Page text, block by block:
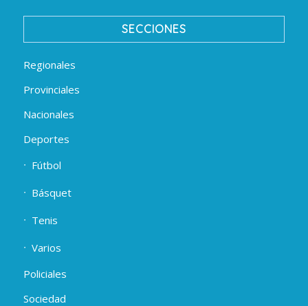
SECCIONES
Regionales
Provinciales
Nacionales
Deportes
Fútbol
Básquet
Tenis
Varios
Policiales
Sociedad